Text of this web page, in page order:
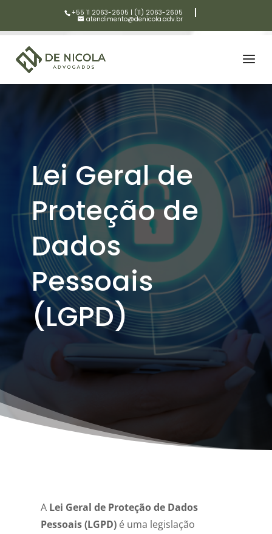
+55 11 2063-2605 | (11) 2063-2605
atendimento@denicola.adv.br
Lei Geral de
Proteção de
Dados
Pessoais
(LGPD)
A Lei Geral de Proteção de Dados
Pessoais (LGPD) é uma legislação